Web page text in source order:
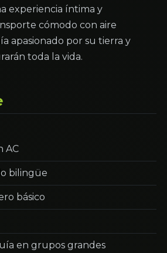
experiencia íntima y
cómodo con aire
apasionado por su tierra y
toda la vida.
AC
bilingüe
básico
en grupos grandes